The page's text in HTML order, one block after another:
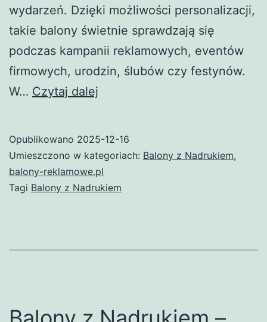
wydarzeń. Dzięki możliwości personalizacji,
takie balony świetnie sprawdzają się
podczas kampanii reklamowych, eventów
firmowych, urodzin, ślubów czy festynów.
W… Czytaj dalej
–
Skuteczna
Forma
Dekoracji
Opublikowano 2025-12-16
Umieszczono w kategoriach: Balony z Nadrukiem,
balony-reklamowe.pl
Tagi Balony z Nadrukiem